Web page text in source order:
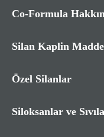
Co-Formula
Silan Kaplin
Özel Silanlar
Siloksanlar ve